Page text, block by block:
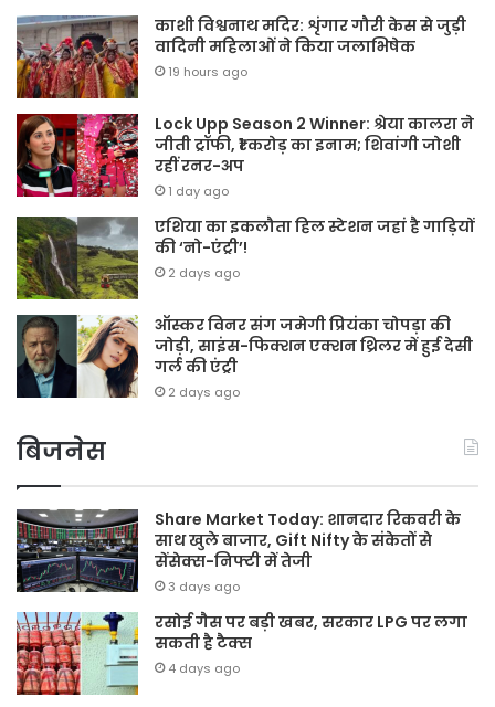
काशी विश्वनाथ मदिर: शृंगार गौरी केस से जुड़ी
वादिनी महिलाओं ने किया जलाभिषेक
19 hours ago
Lock Upp Season 2 Winner: श्रेया कालरा ने
जीती ट्रॉफी, ₹1 करोड़ का इनाम; शिवांगी जोशी
रहीं रनर-अप
1 day ago
एशिया का इकलौता हिल स्टेशन जहां है गाड़ियों
की ‘नो-एंट्री’!
2 days ago
ऑस्कर विनर संग जमेगी प्रियंका चोपड़ा की
जोड़ी, साइंस-फिक्शन एक्शन थ्रिलर में हुई देसी
गर्ल की एंट्री
2 days ago
बिजनेस
Share Market Today: शानदार रिकवरी के
साथ खुले बाजार, Gift Nifty के संकेतों से
सेंसेक्स-निफ्टी में तेजी
3 days ago
रसोई गैस पर बड़ी खबर, सरकार LPG पर लगा
सकती है टैक्स
4 days ago